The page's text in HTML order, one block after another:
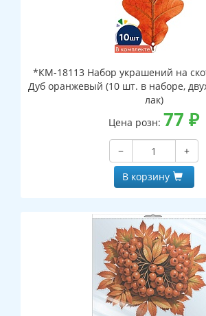
*КМ-18113 Набор украшений на
Дуб оранжевый (10 шт. в наборе,
лак)
Цена розн: 77 ₽
−
+
В корзину